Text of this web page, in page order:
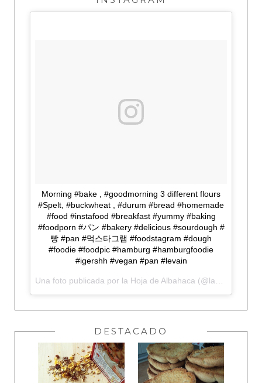
Morning #bake , #goodmorning 3 different flours
#Spelt, #buckwheat , #durum #bread #homemade
#food #instafood #breakfast #yummy #baking
#foodporn #パン #bakery #delicious #sourdough #
빵 #pan #먹스타그램 #foodstagram #dough
#foodie #foodpic #hamburg #hamburgfoodie
#igershh #vegan #pan #levain
Una foto publicada por la Hoja de Albahaca (@lahojadealbahaca) el
DESTACADO